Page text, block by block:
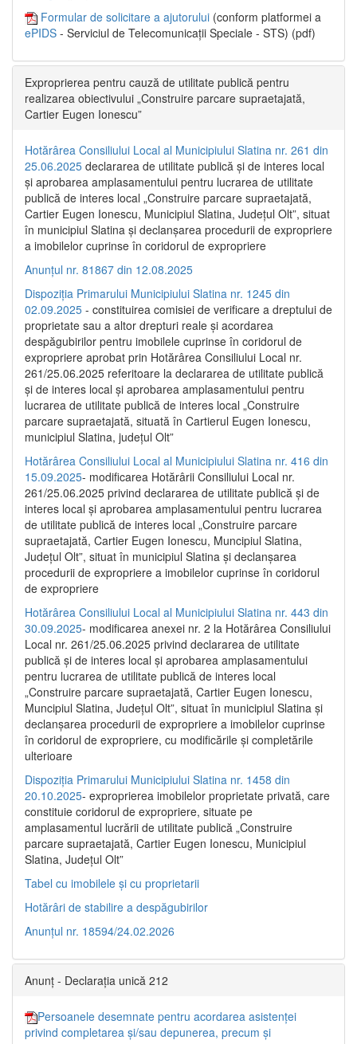
Formular de solicitare a ajutorului (conform platformei a
ePIDS - Serviciul de Telecomunicații Speciale - STS) (pdf)
Exproprierea pentru cauză de utilitate publică pentru
realizarea obiectivului „Construire parcare supraetajată,
Cartier Eugen Ionescu”
Hotărârea Consiliului Local al Municipiului Slatina nr. 261 din
25.06.2025 declararea de utilitate publică și de interes local
și aprobarea amplasamentului pentru lucrarea de utilitate
publică de interes local „Construire parcare supraetajată,
Cartier Eugen Ionescu, Municipiul Slatina, Județul Olt”, situat
în municipiul Slatina și declanșarea procedurii de expropriere
a imobilelor cuprinse în coridorul de expropriere
Anunțul nr. 81867 din 12.08.2025
Dispoziția Primarului Municipiului Slatina nr. 1245 din
02.09.2025 - constituirea comisiei de verificare a dreptului de
proprietate sau a altor drepturi reale și acordarea
despăgubirilor pentru imobilele cuprinse în coridorul de
expropriere aprobat prin Hotărârea Consiliului Local nr.
261/25.06.2025 referitoare la declararea de utilitate publică
și de interes local și aprobarea amplasamentului pentru
lucrarea de utilitate publică de interes local „Construire
parcare supraetajată, situată în Cartierul Eugen Ionescu,
municipiul Slatina, județul Olt”
Hotărârea Consiliului Local al Municipiului Slatina nr. 416 din
15.09.2025- modificarea Hotărârii Consiliului Local nr.
261/25.06.2025 privind declararea de utilitate publică și de
interes local și aprobarea amplasamentului pentru lucrarea
de utilitate publică de interes local „Construire parcare
supraetajată, Cartier Eugen Ionescu, Muncipiul Slatina,
Județul Olt”, situat în municipiul Slatina și declanșarea
procedurii de expropriere a imobilelor cuprinse în coridorul
de expropriere
Hotărârea Consiliului Local al Municipiului Slatina nr. 443 din
30.09.2025- modificarea anexei nr. 2 la Hotărârea Consiliului
Local nr. 261/25.06.2025 privind declararea de utilitate
publică şi de interes local şi aprobarea amplasamentului
pentru lucrarea de utilitate publică de interes local
„Construire parcare supraetajată, Cartier Eugen Ionescu,
Muncipiul Slatina, Judeţul Olt”, situat în municipiul Slatina şi
declanşarea procedurii de expropriere a imobilelor cuprinse
în coridorul de expropriere, cu modificările şi completările
ulterioare
Dispoziția Primarului Municipiului Slatina nr. 1458 din
20.10.2025- exproprierea imobilelor proprietate privată, care
constituie coridorul de expropriere, situate pe
amplasamentul lucrării de utilitate publică „Construire
parcare supraetajată, Cartier Eugen Ionescu, Municipiul
Slatina, Județul Olt”
Tabel cu imobilele și cu proprietarii
Hotărâri de stabilire a despăgubirilor
Anunțul nr. 18594/24.02.2026
Anunț - Declarația unică 212
Persoanele desemnate pentru acordarea asistenței
privind completarea și/sau depunerea, precum și